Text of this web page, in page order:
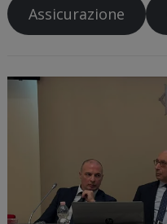
Assicurazione